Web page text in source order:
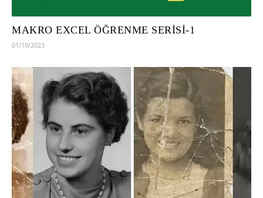
MAKRO EXCEL ÖĞRENME SERİSİ-1
01/10/2023